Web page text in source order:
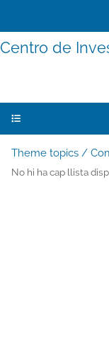
Centro de
Theme topics /
No hi ha cap llista